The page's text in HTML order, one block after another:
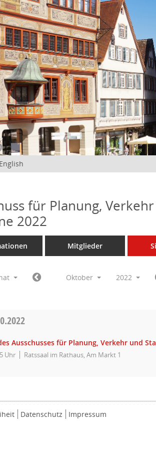
für Planung,
2022
Mitglieder
Oktober 2022
Ausschusses für Planung, Verkehr und
Uhr Ratssaal im Rathaus, Am Markt 1
Datenschutz Impressum